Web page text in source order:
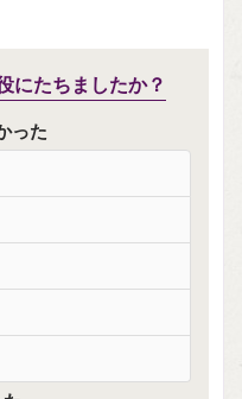
にたちましたか？
った